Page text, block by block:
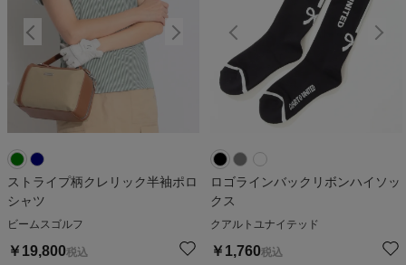
ストライプ柄クレリック半袖ポロ
シャツ
ビームスゴルフ
￥ 19,800税込
ロゴラインバックリボンハイソッ
クス
クアルトユナイテッド
￥ 1,760税込